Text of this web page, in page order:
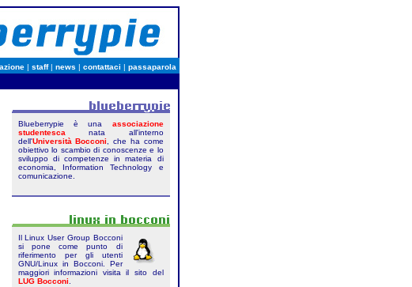
| staff| news | contattaci | passaparola
Blueberrypie è una associazione
studentesca nata all'interno
dell'Università Bocconi
, che ha come
obiettivo lo scambio di conoscenze e lo
sviluppo di competenze in materia di
economia, Information Technology e
comunicazione.
Il Linux User Group Bocconi
si pone come punto di
riferimento per gli utenti
GNU/Linux in Bocconi. Per
maggiori informazioni visita il sito del
LUG Bocconi